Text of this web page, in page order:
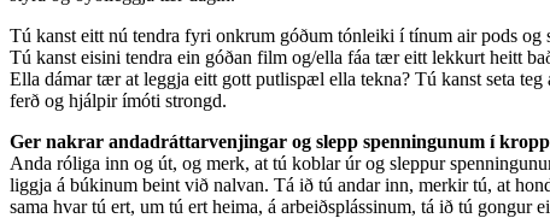
Tú kanst eitt nú tendra fyri onkrum góðum tónleiki í tínum air pods
Tú kanst eisini tendra ein góðan film og/ella fáa tær eitt lekkurt heitt
Ella dámar tær at leggja eitt gott putlispæl ella tekna? Tú kanst seta
ferð og hjálpir ímóti strongd.
Ger nakrar andadráttarvenjingar og slepp spenningunum í
Anda róliga inn og út, og merk, at tú koblar úr og sleppur
liggja á búkinum beint við nalvan. Tá ið tú andar inn, merkir tú, at
sama hvar tú ert, um tú ert heima, á arbeiðsplássinum, tá ið tú